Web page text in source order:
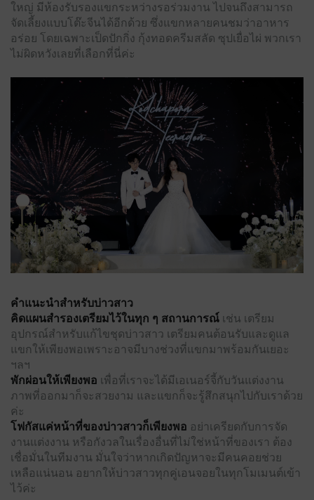
ใหญ่ มีห้องรับรองแขกระหว่างรอร่วมงาน ไปจนถึงสามารถ
จัดเลี้ยงแบบโต๊ะจีนได้อีกด้วย ซึ่งแขกหลายคนชมว่าอาหาร
อร่อย โดยเฉพาะเป็ดปักกิ่ง กุ้งทอดครีมสลัด ซุปเยื่อไผ่ พวกเรา
ไม่ผิดหวังเลยที่เลือกที่นี่ค่ะ
คำแนะนำสำหรับบ่าวสาว
คิดแผนสำรองเตรียมไว้ในทุก ๆ สถานการณ์ เช่น เตรียม
อุปกรณ์สำหรับแก้ไขชุดบ่าวสาว เตรียมคนต้อนรับและดูแล
แขกให้เพียงพอเพราะอาจมีบางช่วงที่แขกมาพร้อมกันเยอะ
ฯลฯ
พักผ่อนให้เพียงพอ เพื่อที่เราจะได้มีเอเนอร์จี้กับวันแต่งงาน
ภาพที่ออกมาก็จะสวยงาม และแขกก็จะรู้สึกสนุกไปกับเราด้วย
ค่ะ
โฟกัสแค่หน้าที่ของบ่าวสาวก็เพียงพอ อย่าเครียดกับการจัด
งานแต่งงาน หรือกังวลในเรื่องอื่นที่ไม่ใช่หน้าที่ของเรา ต้อง
เชื่อมั่นในทีมงาน มั่นใจว่าหากเกิดปัญหาจะมีคนคอยช่วย
เหลือแน่นอน อยากให้บ่าวสาวทุกคู่เอนจอยในทุกโมเมนต์เข้า
ไว้ค่ะ